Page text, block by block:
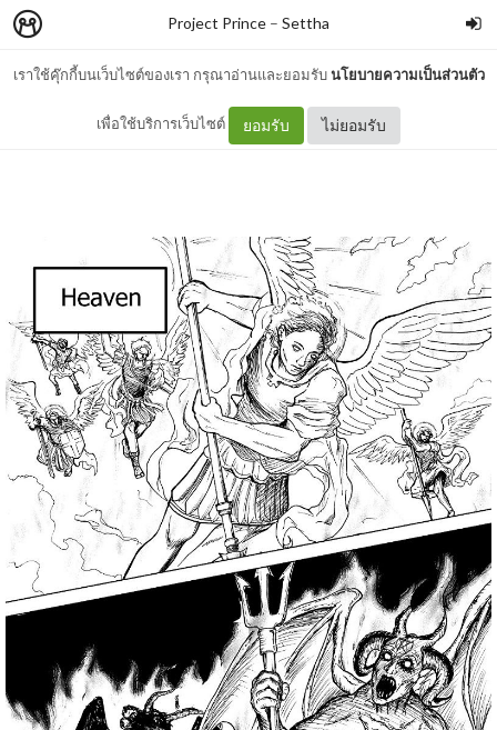
เราใช้คุ๊กกี้บนเว็บไซต์ของเรา กรุณาอ่านและยอมรับนโยบายความเป็นส่วนตัว
เพื่อใช้บริการเว็บไซต์ ยอมรับ ไม่ยอมรับ
Project Prince – Settha
Project Prince Chapter 1.1